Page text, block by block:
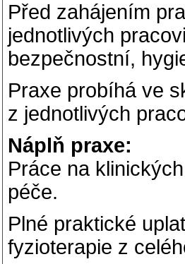
Před zahájením
jednotlivých
bezpečnostní,
Praxe probíhá ve
z jednotlivých
Náplň praxe:
Práce na
péče.
Plné praktické
fyzioterapie z